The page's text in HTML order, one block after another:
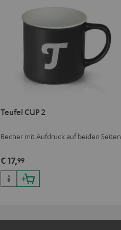
Teufel CUP 2
Becher mit Aufdruck auf beiden Seiten
€ 17,99